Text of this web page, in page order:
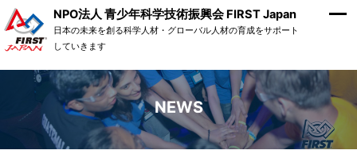
NPO法人 青少年科学技術振興会 FIRST Japan
日本の未来を創る科学人材・グローバル人材の育成をサポート
していきます
NEWS